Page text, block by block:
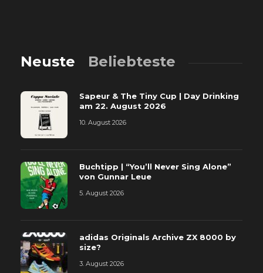
Neuste Beliebteste
Sapeur & The Tiny Cup | Day Drinking
am 22. August 2026
10. August 2026
Buchtipp | “You’ll Never Sing Alone”
von Gunnar Leue
5. August 2026
adidas Originals Archive ZX 8000 by
size?
3. August 2026